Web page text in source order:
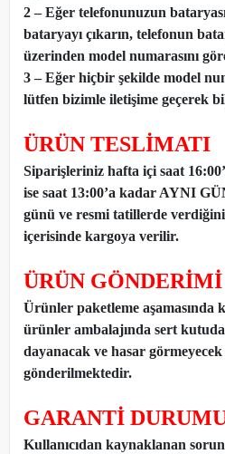
2 – Eğer telefonunuzun
bataryayı çıkarın, telefonun
üzerinden model numarasını
3 – Eğer hiçbir şekilde model
lütfen bizimle iletişime geçerek
ÜRÜN TESLİMATI
Siparişleriniz hafta içi saat
ise saat 13:00’a kadar AYNI
günü ve resmi tatillerde
içerisinde kargoya verilir.
ÜRÜN GÖNDERİMİ
Ürünler paketleme
ürünler ambalajında sert
dayanacak ve hasar
gönderilmektedir.
GARANTİ
Kullanıcıdan kaynaklanan